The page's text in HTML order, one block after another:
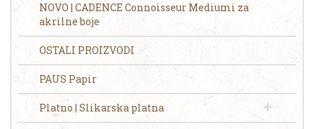
NOVO | CADENCE Connoisseur Mediumi za
akrilne boje
OSTALI PROIZVODI
PAUS Papir
Platno | Slikarska platna